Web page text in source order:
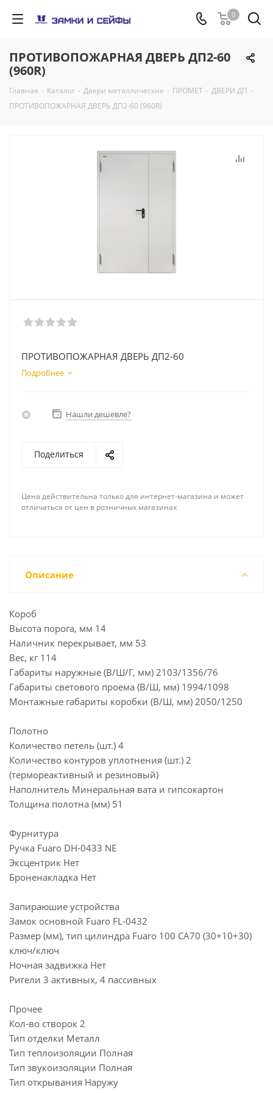
0
ПРОТИВОПОЖАРНАЯ ДВЕРЬ ДП2-60
(960R)
Главная - Каталог - Двери металлические - ПРОМЕТ - ДВЕРИ ДП -
ПРОТИВОПОЖАРНАЯ ДВЕРЬ ДП2-60 (960R)
ПРОТИВОПОЖАРНАЯ ДВЕРЬ ДП2-60
Подробнее
Нашли дешевле?
Поделиться
Цена действительна только для интернет-магазина и может
отличаться от цен в розничных магазинах
Описание
Короб
Высота порога, мм 14
Наличник перекрывает, мм 53
Вес, кг 114
Габариты наружные (В/Ш/Г, мм) 2103/1356/76
Габариты светового проема (В/Ш, мм) 1994/1098
Монтажные габариты коробки (В/Ш, мм) 2050/1250
Полотно
Количество петель (шт.) 4
Количество контуров уплотнения (шт.) 2
(термореактивный и резиновый)
Наполнитель Минеральная вата и гипсокартон
Толщина полотна (мм) 51
Фурнитура
Ручка Fuaro DH-0433 NE
Эксцентрик Нет
Броненакладка Нет
Запираюшие устройства
Замок основной Fuaro FL-0432
Размер (мм), тип цилиндра Fuaro 100 CA70 (30+10+30)
ключ/ключ
Ночная задвижка Нет
Ригели 3 активных, 4 пассивных
Прочее
Кол-во створок 2
Тип отделки Металл
Тип теплоизоляции Полная
Тип звукоизоляции Полная
Тип открывания Наружу